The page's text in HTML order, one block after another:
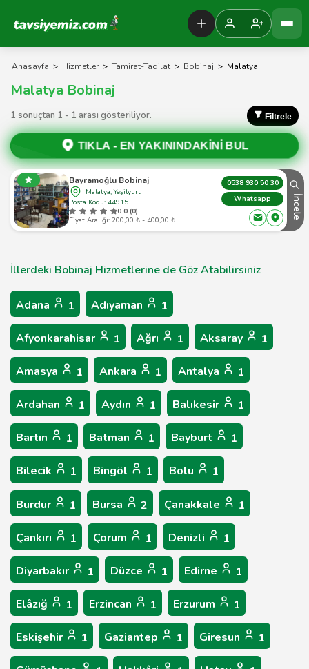
Tavsiyemiz Anasayfa
Anasayfa > Hizmetler > Tamirat-Tadilat > Bobinaj > Malatya
Malatya Bobinaj
1 sonuçtan 1 - 1 arası gösteriliyor. Filtrele
TIKLA - EN YAKININDAKİNİ BUL
Bayramoğlu Bobinaj
Malatya, Yeşilyurt
Posta Kodu: 44915
0.0 (0)
Fiyat Aralığı: 200,00 ₺ - 400,00 ₺
0538 930 50 30
Whatsapp
İncele
İllerdeki Bobinaj Hizmetlerine de Göz Atabilirsiniz
Adana 1 Adıyaman 1
Afyonkarahisar 1 Ağrı 1 Aksaray 1
Amasya 1 Ankara 1 Antalya 1
Ardahan 1 Aydın 1 Balıkesir 1
Bartın 1 Batman 1 Bayburt 1
Bilecik 1 Bingöl 1 Bolu 1
Burdur 1 Bursa 2 Çanakkale 1
Çankırı 1 Çorum 1 Denizli 1
Diyarbakır 1 Düzce 1 Edirne 1
Elâzığ 1 Erzincan 1 Erzurum 1
Eskişehir 1 Gaziantep 1 Giresun 1